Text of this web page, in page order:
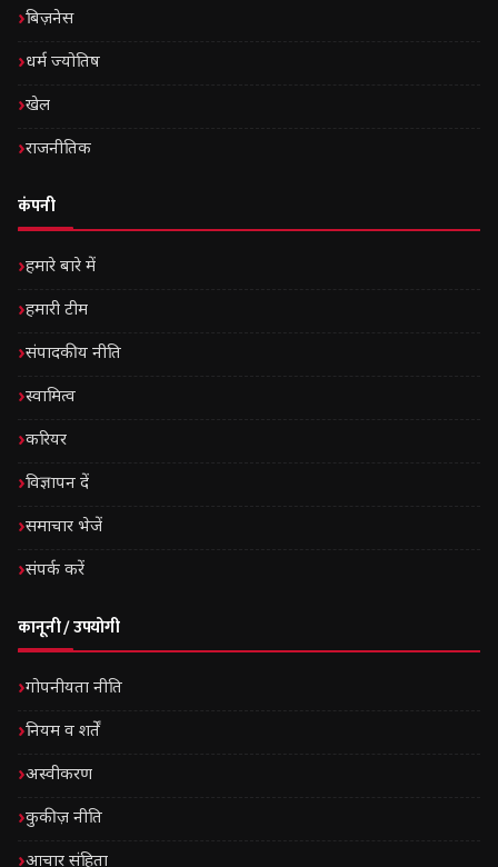
बिज़नेस
धर्म ज्योतिष
खेल
राजनीतिक
कंपनी
हमारे बारे में
हमारी टीम
संपादकीय नीति
स्वामित्व
करियर
विज्ञापन दें
समाचार भेजें
संपर्क करें
कानूनी / उपयोगी
गोपनीयता नीति
नियम व शर्तें
अस्वीकरण
कुकीज़ नीति
आचार संहिता